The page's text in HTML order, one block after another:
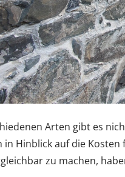
Arten gibt es
in Hinblick auf die
zu machen,